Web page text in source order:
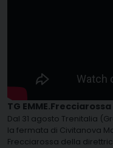
TG
Dal 31 agosto Trenitalia
la fermata di Civitanova
Frecciarossa della